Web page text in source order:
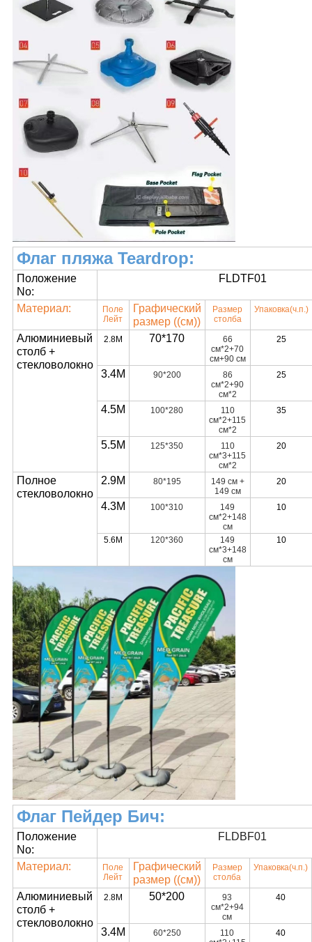
Флаг пляжа Teardrop:
Положение
No:
FLDTF01
Материал:
Поле
Лейт
Графический
размер ((см))
Размер
столба
Упаковка(ч.п.)
Алюминиевый
столб +
стекловолокно
2.8M 70*170
66
см*2+70
см+90 см
25
3.4М 90*200
86
см*2+90
см*2
25
4.5M 100*280
110
см*2+115
см*2
35
5.5M 125*350
110
см*3+115
см*2
20
Полное
стекловолокно
2.9M 80*195
149 см +
149 см
20
4.3M 100*310
149
см*2+148
см
10
5.6M 120*360
149
см*3+148
см
10
Флаг Пейдер Бич:
Положение
No:
FLDBF01
Материал:
Поле
Лейт
Графический
размер ((см))
Размер
столба
Упаковка(ч.п.)
Алюминиевый
столб +
стекловолокно
2.8M 50*200
93
см*2+94
см
40
3.4М 60*250
110
40